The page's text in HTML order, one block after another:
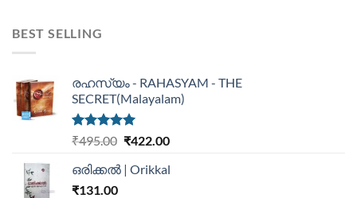
BEST SELLING
രഹസ്യം - RAHASYAM - THE
SECRET(Malayalam)
Rated5.00
₹495.00 ₹422.00
ഒരിക്കൽ | Orikkal
₹131.00